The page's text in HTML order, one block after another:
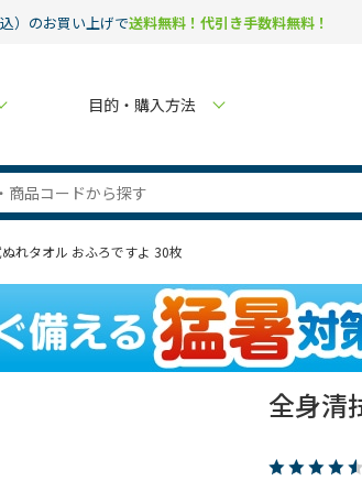
）のお買い上げで送料無料！代引き手数料無料！
目的・購入方法
れタオル おふろですよ 30枚
全身清